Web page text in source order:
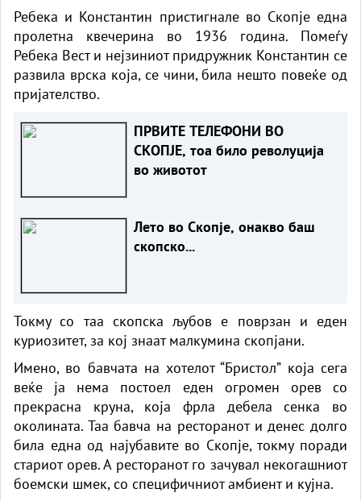
Ребека и Константин пристигнале во Скопје една
пролетна квечерина во 1936 година. Помеѓу
Ребека Вест и нејзиниот придружник Константин се
развила врска која, се чини, била нешто повеќе од
пријателство.
ПРВИТЕ ТЕЛЕФОНИ ВО
СКОПЈЕ, тоа било револуција
во животот
Лето во Скопје, онакво баш
скопско...
Токму со таа скопска љубов е поврзан и еден
куриозитет, за кој знаат малкумина скопјани.
Имено, во бавчата на хотелот “Бристол” која сега
веќе ја нема постоел еден огромен орев со
прекрасна круна, која фрла дебела сенка во
околината. Таа бавча на ресторанот и денес долго
била една од најубавите во Скопје, токму поради
стариот орев. А ресторанот го зачувал некогашниот
боемски шмек, со специфичниот амбиент и кујна.